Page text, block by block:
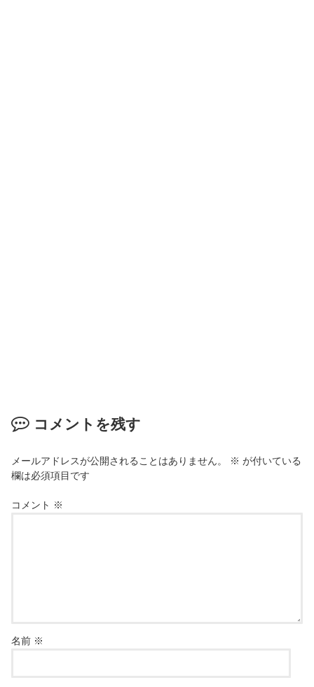
コメントを残す
メールアドレスが公開されることはありません。 ※ が付いている
欄は必須項目です
コメント ※
名前 ※